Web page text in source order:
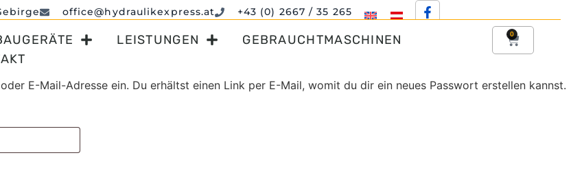
office@hydraulikexpress.at +43 (0) 2667 / 35 265
LEISTUNGEN
GEBRAUCHTMASCHINEN
0
E-Mail-Adresse ein. Du erhältst einen Link per E-Mail, womit du dir ein neues Passwort erstellen kannst.